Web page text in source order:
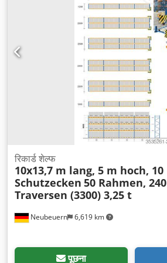
Neubeuern 6,619 km
रिकार्ड शेल्फ
10x13,7 m lang, 5 m hoch, 10
Schutzecken 50 Rahmen, 240
Traversen (3300) 3,25 t
पूछना